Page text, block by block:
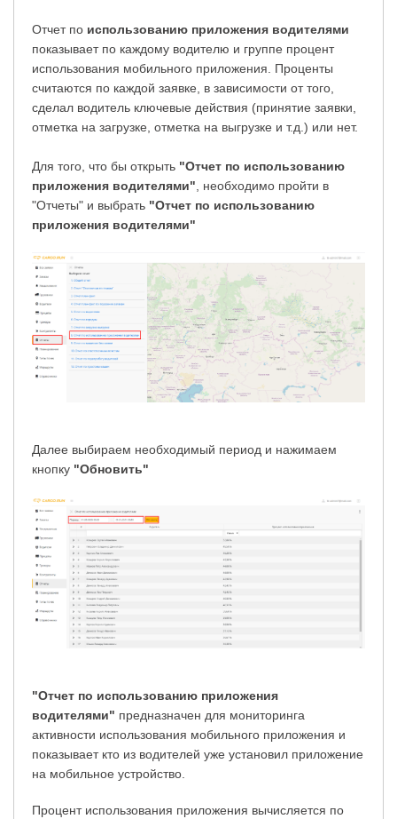
Отчет по использованию приложения водителями
показывает по каждому водителю и группе процент
использования мобильного приложения. Проценты
считаются по каждой заявке, в зависимости от того,
сделал водитель ключевые действия (принятие заявки,
отметка на загрузке, отметка на выгрузке и т.д.) или нет.
Для того, что бы открыть "Отчет по использованию
приложения водителями" , необходимо пройти в
"Отчеты" и выбрать "Отчет по использованию
приложения водителями"
Далее выбираем необходимый период и нажимаем
кнопку "Обновить"
"Отчет по использованию приложения
водителями" предназначен для мониторинга
активности использования мобильного приложения и
показывает кто из водителей уже установил приложение
на мобильное устройство.
Процент использования приложения вычисляется по